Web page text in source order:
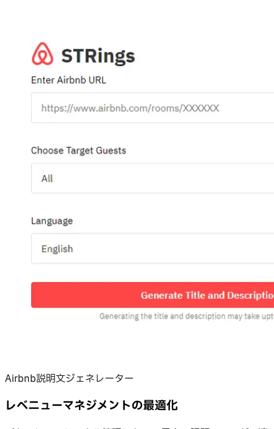
Airbnb説明文ジェネレーター
レベニューマネジメントの最適化